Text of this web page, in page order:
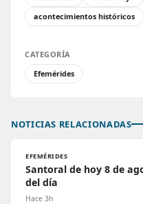
acontecimientos históricos
CATEGORÍA
Efemérides
NOTICIAS RELACIONADAS
EFEMÉRIDES
Santoral de hoy 8 de
del día
Hace 3h